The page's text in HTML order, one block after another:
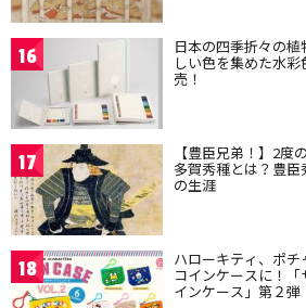
16 日本の四季折々の
しい色を集めた水
売！
17 【豊臣兄弟！】2度
多賀秀種とは？豊
の生涯
18 ハローキティ、ポ
コインケースに！
インケース」第２弾